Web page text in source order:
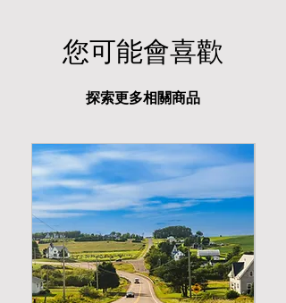
您可能會喜歡
探索更多相關商品